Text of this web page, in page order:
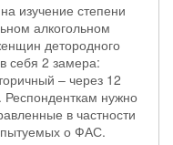
изучение степени
алкогольном
детородного
себя 2 замера:
– через 12
нужно
в частности
о ФАС.